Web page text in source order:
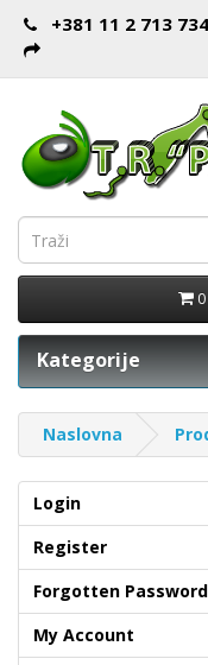
+381 11 2 713
Kategorije
Naslovna
Login
Register
Forgotten Password
My Account